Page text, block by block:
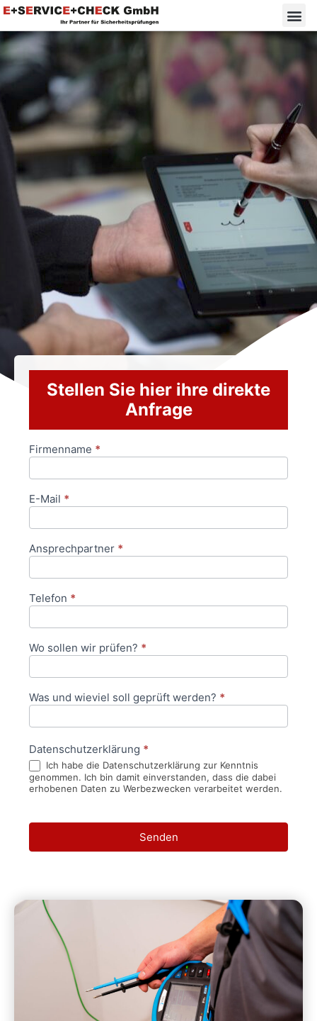
Stellen Sie hier ihre direkte
Anfrage
Anfrageformular
Firmenname *
E-Mail *
Ansprechpartner *
Telefon *
Wo sollen wir prüfen? *
Was und wieviel soll geprüft werden? *
Datenschutzerklärung *
Ich habe die Datenschutzerklärung zur Kenntnis
genommen. Ich bin damit einverstanden, dass die dabei
erhobenen Daten zu Werbezwecken verarbeitet werden.
Senden